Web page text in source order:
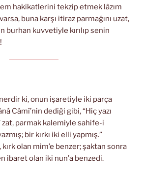
hakikatlerini tekzip etmek lâzım
buna karşı itiraz parmağını uzat,
burhan kuvvetiyle kırılıp senin
ki, onun işaretiyle iki parça
Câmî’nin dediği gibi, “Hiç yazı
parmak kalemiyle sahife-i
bir kırkı iki elli yapmış.”
olan mim’e benzer; şaktan sonra
ibaret olan iki nun’a benzedi.